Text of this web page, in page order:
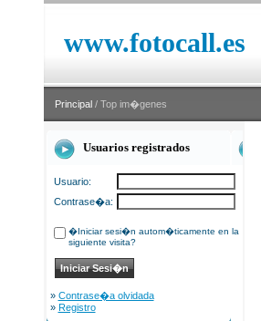
www.fotocall.es
Principal / Top im�genes
Usuarios registrados
Usuario:
Contrase�a:
�Iniciar sesi�n autom�ticamente en la
siguiente visita?
» Contrase�a olvidada
» Registro